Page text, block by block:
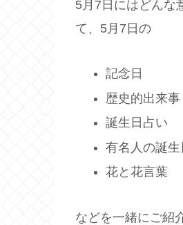
5月7日にはどんな
て、5月7日の
記念日
歴史的出来事
誕生日占い
有名人の誕生
花と花言葉
などを一緒にご紹